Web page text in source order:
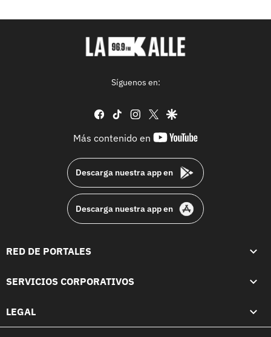
Síguenos en:
facebook
tiktok instagram
twittergoogle
Más contenido en
youtube-
Descarga nuestra app en
Descarga nuestra app en
RED DE PORTALES
SERVICIOS CORPORATIVOS
LEGAL